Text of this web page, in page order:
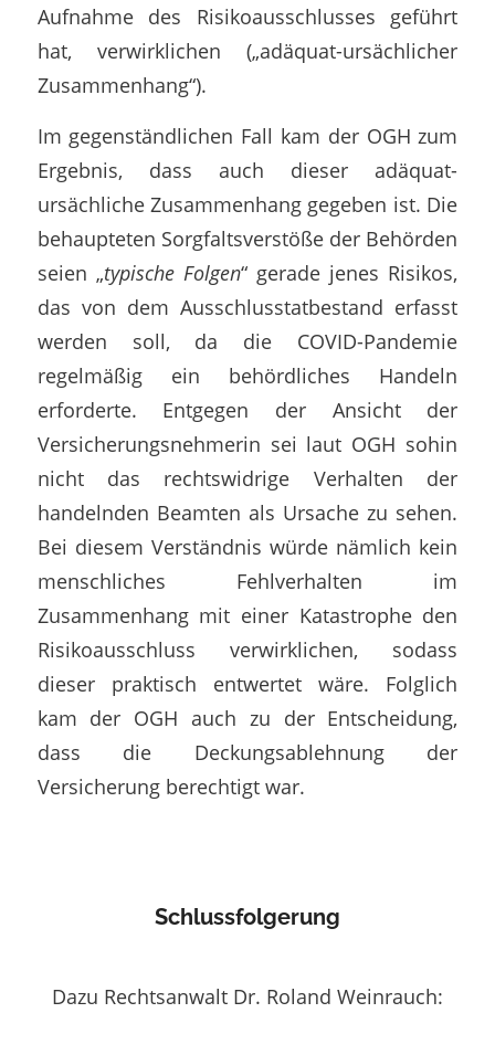
Aufnahme des Risikoausschlusses geführt
hat, verwirklichen („adäquat-ursächlicher
Zusammenhang“).
Im gegenständlichen Fall kam der OGH zum
Ergebnis, dass auch dieser adäquat-
ursächliche Zusammenhang gegeben ist. Die
behaupteten Sorgfaltsverstöße der Behörden
seien „typische Folgen“ gerade jenes Risikos,
das von dem Ausschlusstatbestand erfasst
werden soll, da die COVID-Pandemie
regelmäßig ein behördliches Handeln
erforderte. Entgegen der Ansicht der
Versicherungsnehmerin sei laut OGH sohin
nicht das rechtswidrige Verhalten der
handelnden Beamten als Ursache zu sehen.
Bei diesem Verständnis würde nämlich kein
menschliches Fehlverhalten im
Zusammenhang mit einer Katastrophe den
Risikoausschluss verwirklichen, sodass
dieser praktisch entwertet wäre. Folglich
kam der OGH auch zu der Entscheidung,
dass die Deckungsablehnung der
Versicherung berechtigt war.
Schlussfolgerung
Dazu Rechtsanwalt Dr. Roland Weinrauch: